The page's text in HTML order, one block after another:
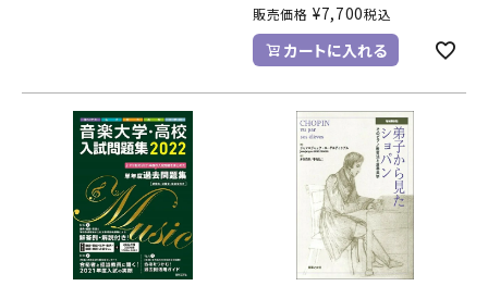
販売価格 ¥7,700税込
カートに入れる